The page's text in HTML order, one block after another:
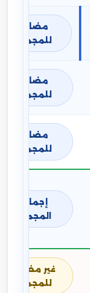
مضافة
للمجموع
مضافة
للمجموع
مضافة
للمجموع
إجمالي
المجموع
غير مضافة
للمجموع